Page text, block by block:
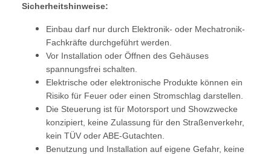
Sicherheitshinweise:
Einbau darf nur durch Elektronik- oder Mechatronik-
Fachkräfte durchgeführt werden.
Vor Installation oder Öffnen des Gehäuses
spannungsfrei schalten.
Elektrische oder elektronische Produkte können ein
Risiko für Feuer oder einen Stromschlag darstellen.
Die Steuerung ist für Motorsport und Showzwecke
konzipiert, keine Zulassung für den Straßenverkehr,
kein TÜV oder ABE-Gutachten.
Benutzung und Installation auf eigene Gefahr, keine